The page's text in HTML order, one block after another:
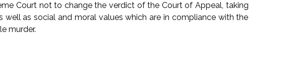
Court not to change the verdict of the Court of Appeal, taking
as social and moral values which are in compliance with the
murder.